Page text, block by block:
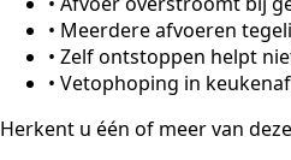
• Meerdere afvoeren
• Zelf ontstoppen helpt
• Vetophoping in
Herkent u één of meer van